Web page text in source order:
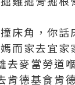
床角，你話
而家去宜
去麥當勞道
肯德基食肯